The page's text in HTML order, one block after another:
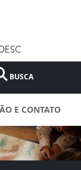
BUSCA
E CONTATO